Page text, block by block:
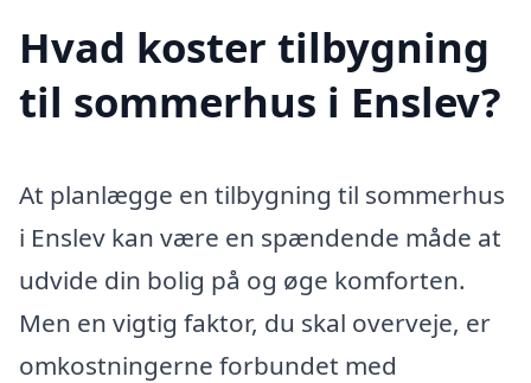
Hvad koster tilbygning
til sommerhus i Enslev?
At planlægge en tilbygning til sommerhus
i Enslev kan være en spændende måde at
udvide din bolig på og øge komforten.
Men en vigtig faktor, du skal overveje, er
omkostningerne forbundet med